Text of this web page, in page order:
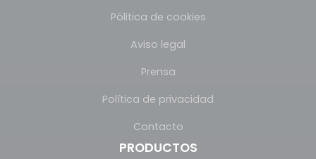
Pólitica de cookies
Aviso legal
Prensa
Política de privacidad
Contacto
PRODUCTOS